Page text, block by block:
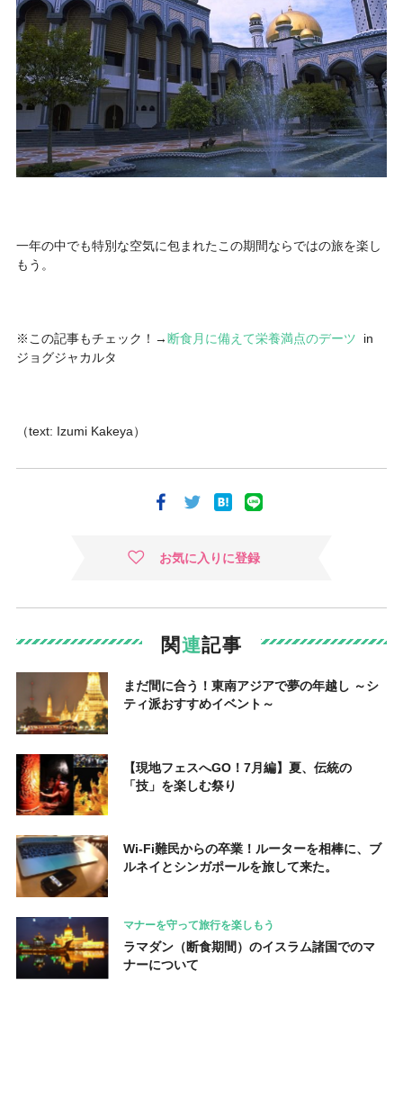
一年の中でも特別な空気に包まれたこの期間ならではの旅を楽し
もう。
※この記事もチェック！→ 断食月に備えて栄養満点のデーツ in
ジョグジャカルタ
（text: Izumi Kakeya）
お気に入りに登録
関連記事
まだ間に合う！東南アジアで夢の年越し ～シ
ティ派おすすめイベント～
【現地フェスへGO！7月編】夏、伝統の
「技」を楽しむ祭り
Wi-Fi難民からの卒業！ルーターを相棒に、ブ
ルネイとシンガポールを旅して来た。
マナーを守って旅行を楽しもう
ラマダン（断食期間）のイスラム諸国でのマ
ナーについて